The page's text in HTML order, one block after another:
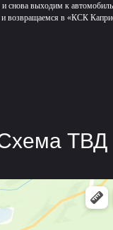
снова выходим к
и возвращаемся в «КСК
ТВД